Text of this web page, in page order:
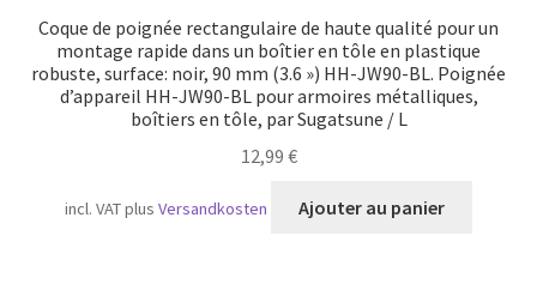
Coque de poignée rectangulaire de haute qualité pour un
montage rapide dans un boîtier en tôle en plastique
robuste, surface: noir, 90 mm (3.6 ») HH-JW90-BL. Poignée
d’appareil HH-JW90-BL pour armoires métalliques,
boîtiers en tôle, par Sugatsune / L
12,99 €
incl. VATplusVersandkosten Ajouter au panier